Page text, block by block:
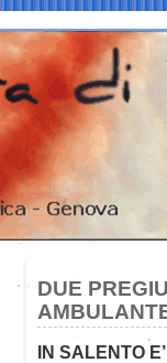
DUE
IN SALENTO